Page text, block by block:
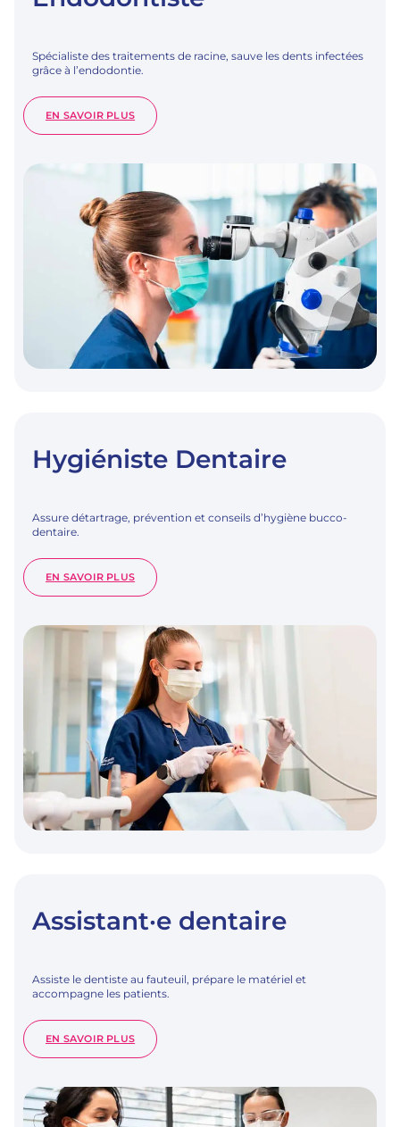
Spécialiste des traitements de racine, sauve les dents infectées
grâce à l’endodontie.
EN SAVOIR PLUS:
ENDODONTISTE
Hygiéniste Dentaire
Assure détartrage, prévention et conseils d’hygiène bucco-
dentaire.
EN SAVOIR PLUS:
HYGIÉNISTE
Assistant·e dentaire
Assiste le dentiste au fauteuil, prépare le matériel et
accompagne les patients.
EN SAVOIR PLUS:
ASSISTANT·E